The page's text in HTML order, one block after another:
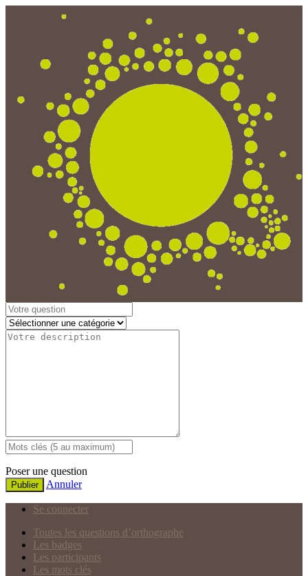
Poser une question
Publier Annuler
Se connecter
Toutes les questions d’orthographe
Les badges
Les participants
Les mots clés